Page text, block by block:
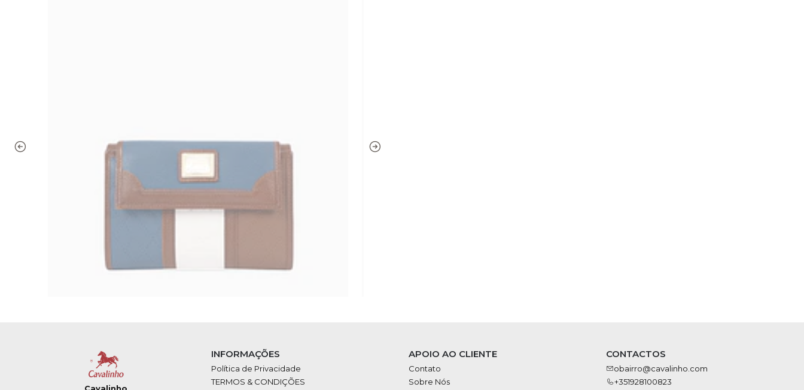
INFORMAÇÕES
Política de Privacidade
TERMOS & CONDIÇÕES
APOIO AO CLIENTE
Contato
Sobre Nós
CONTACTOS
obairro@cavalinho.com
+351928100823